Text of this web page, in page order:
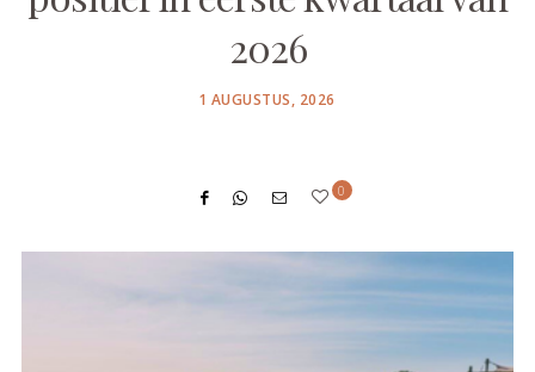
2026
POSTED
1 AUGUSTUS, 2026
0